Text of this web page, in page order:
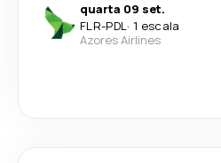
quarta 09 set.
FLR-PDL· 1 escala
Azores Airlines